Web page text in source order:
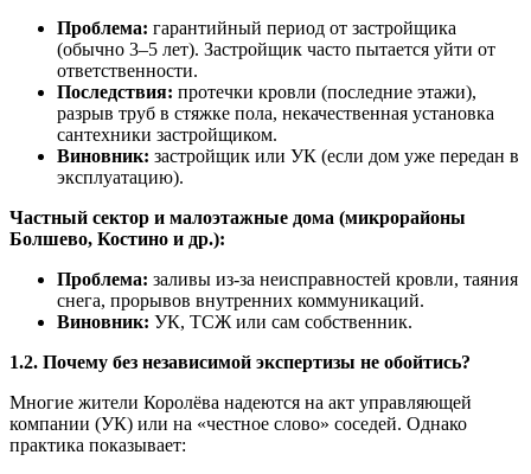
Проблема: гарантийный период от застройщика
(обычно 3–5 лет). Застройщик часто пытается уйти от
ответственности.
Последствия: протечки кровли (последние этажи),
разрыв труб в стяжке пола, некачественная установка
сантехники застройщиком.
Виновник: застройщик или УК (если дом уже передан в
эксплуатацию).
Частный сектор и малоэтажные дома (микрорайоны
Болшево, Костино и др.):
Проблема: заливы из-за неисправностей кровли, таяния
снега, прорывов внутренних коммуникаций.
Виновник: УК, ТСЖ или сам собственник.
1.2. Почему без независимой экспертизы не обойтись?
Многие жители Королёва надеются на акт управляющей
компании (УК) или на «честное слово» соседей. Однако
практика показывает: